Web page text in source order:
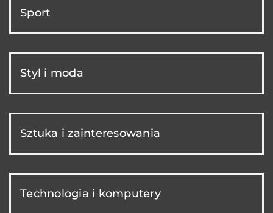
Sport
Styl i moda
Sztuka i zainteresowania
Technologia i komputery